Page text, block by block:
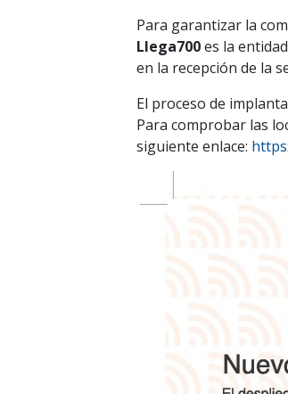
Para garantizar la
Llega700es la
en la recepción de la
El proceso de
Para comprobar las
siguiente enlace: